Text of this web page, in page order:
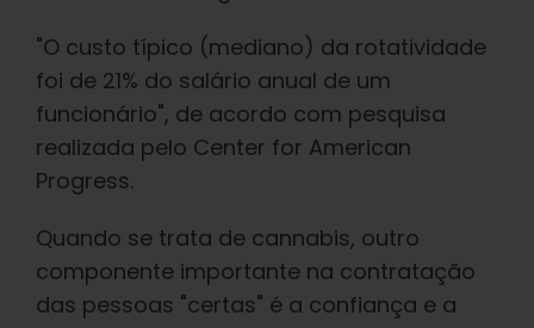
"O custo típico (mediano) da rotatividade
foi de 21% do salário anual de um
funcionário", de acordo com pesquisa
realizada pelo Center for American
Progress.
Quando se trata de cannabis, outro
componente importante na contratação
das pessoas "certas" é a confiança e a